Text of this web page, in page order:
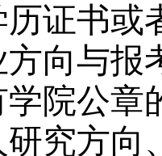
证书或
向与报
院公章
究方向